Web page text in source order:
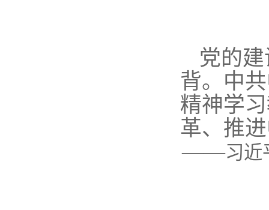
党的
背。中
精神学
革、推
——习近